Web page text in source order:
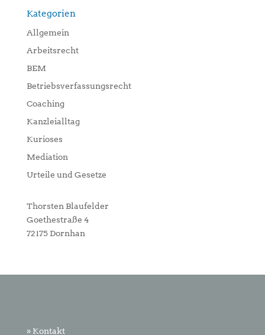
Kategorien
Allgemein
Arbeitsrecht
BEM
Betriebsverfassungsrecht
Coaching
Kanzleialltag
Kurioses
Mediation
Urteile und Gesetze
Thorsten Blaufelder
Goethestraße 4
72175 Dornhan
» Kontakt